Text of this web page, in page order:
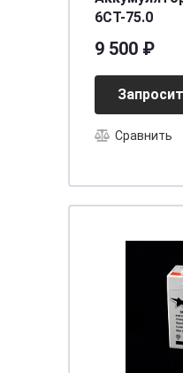
6СТ-75.0
9 500 ₽
Сравнить